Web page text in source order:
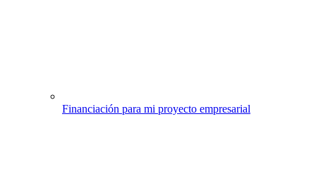
Financiación para mi proyecto empresarial